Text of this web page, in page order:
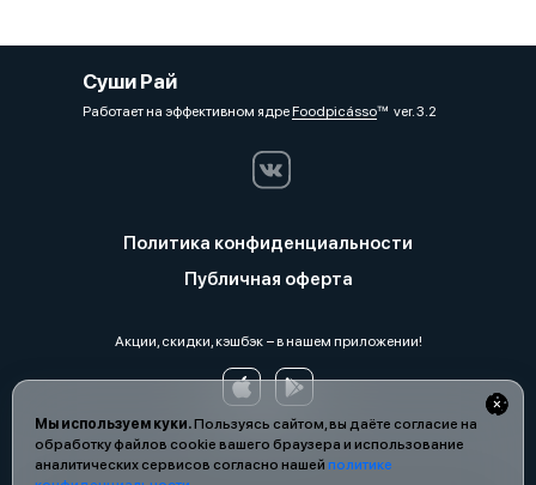
Мы используем куки.Пользуясь сайтом, вы даёте согласие на
обработку файлов cookie вашего браузера и использование
аналитических сервисов согласно нашей политике
Суши Рай
Работает на эффективном ядреFoodpicássover. 3.2
Политика конфиденциальности
Публичная оферта
Акции, скидки, кэшбэк − в нашем приложении!